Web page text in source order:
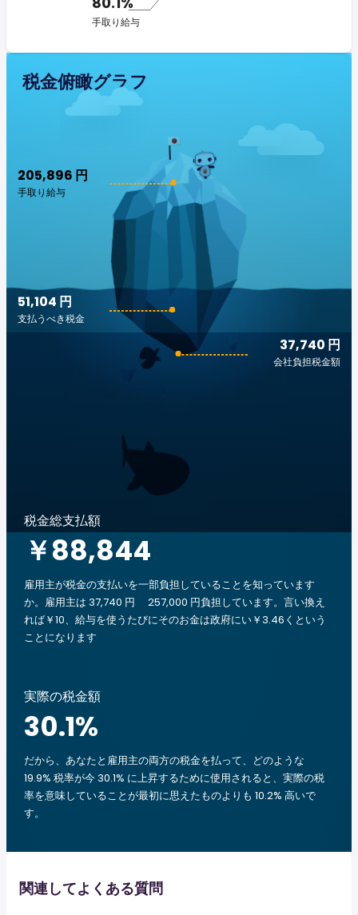
手取り給与
税金俯瞰グラフ
205,896 円
手取り給与
37,740 円
会社負担税金額
51,104 円
支払うべき税金
税金総支払額
￥88,844
雇用主が税金の支払いを一部負担していることを知っています
か。雇用主は 37,740 円 257,000 円負担しています。言い換え
れば￥10、給与を使うたびにそのお金は政府にい￥3.46くという
ことになります
実際の税金額
30.1%
だから、あなたと雇用主の両方の税金を払って、どのような
19.9% 税率が今 30.1% に上昇するために使用されると、実際の税
率を意味していることが最初に思えたものよりも 10.2% 高いで
す。
関連してよくある質問